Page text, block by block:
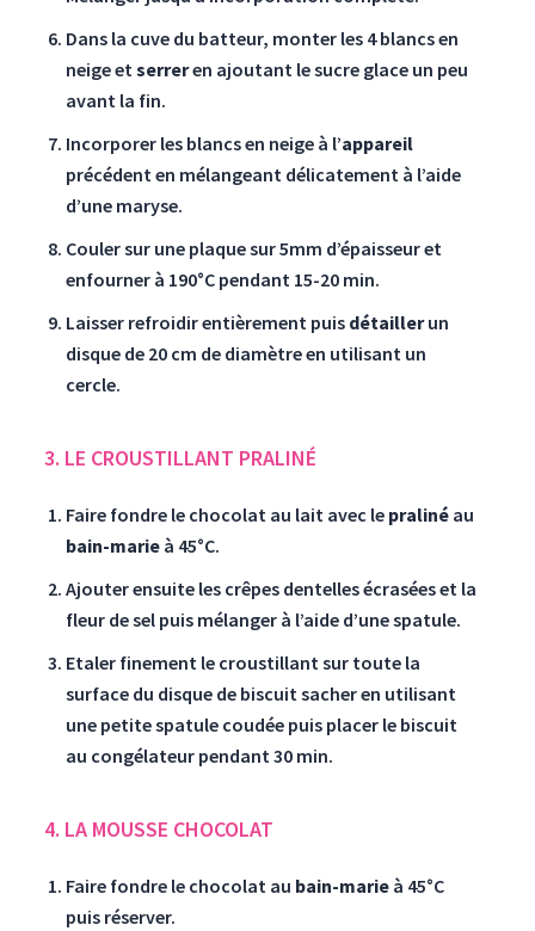
Dans la cuve du batteur, monter les 4 blancs en
neige etserreren ajoutant le sucre glace un peu
avant la fin.
Incorporer les blancs en neige à l’appareil
précédent en mélangeant délicatement à l’aide
d’une maryse.
Couler sur une plaque sur 5mm d’épaisseur et
enfourner à 190°C pendant 15-20 min.
Laisser refroidir entièrement puis détaillerun
disque de 20 cm de diamètre en utilisant un
cercle.
3. LE CROUSTILLANT PRALINÉ
Faire fondre le chocolat au lait avec le praliné au
bain-marie à 45°C.
Ajouter ensuite les crêpes dentelles écrasées et la
fleur de sel puis mélanger à l’aide d’une spatule.
Etaler finement le croustillant sur toute la
surface du disque de biscuit sacher en utilisant
une petite spatule coudée puis placer le biscuit
au congélateur pendant 30 min.
4. LA MOUSSE CHOCOLAT
Faire fondre le chocolat au bain-marie à 45°C
puis réserver.